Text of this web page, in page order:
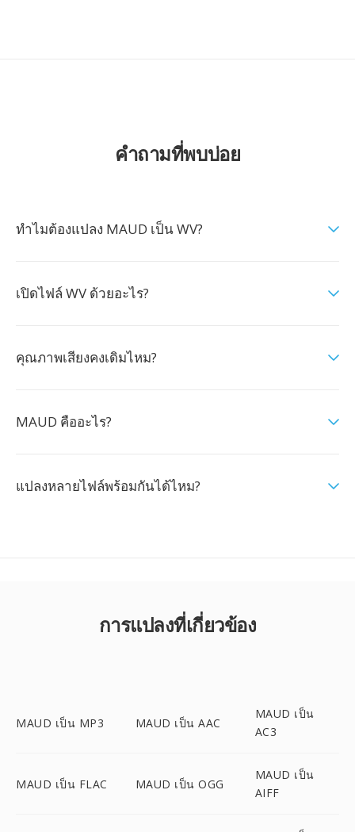
คำถามที่พบบ่อย
ทำไมต้องแปลง MAUD เป็น WV?
เปิดไฟล์ WV ด้วยอะไร?
คุณภาพเสียงคงเดิมไหม?
MAUD คืออะไร?
แปลงหลายไฟล์พร้อมกันได้ไหม?
การแปลงที่เกี่ยวข้อง
MAUD เป็น MP3 MAUD เป็น AAC
MAUD เป็น
AC3
MAUD เป็น FLAC MAUD เป็น OGG
MAUD เป็น
AIFF